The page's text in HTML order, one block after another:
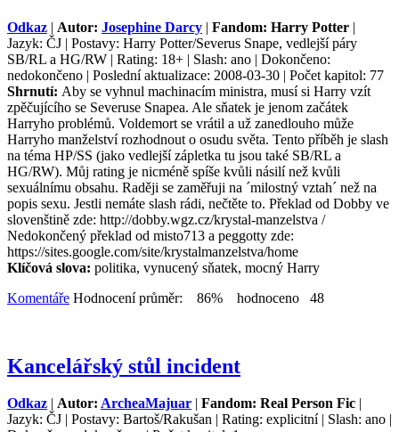
Odkaz | Autor: Josephine Darcy | Fandom: Harry Potter |
Jazyk: ČJ | Postavy: Harry Potter/Severus Snape, vedlejší páry
SB/RL a HG/RW | Rating: 18+ | Slash: ano | Dokončeno:
nedokončeno | Poslední aktualizace: 2008-03-30 | Počet kapitol: 77
Shrnutí: Aby se vyhnul machinacím ministra, musí si Harry vzít
zpěčujícího se Severuse Snapea. Ale sňatek je jenom začátek
Harryho problémů. Voldemort se vrátil a už zanedlouho může
Harryho manželství rozhodnout o osudu světa. Tento příběh je slash
na téma HP/SS (jako vedlejší zápletka tu jsou také SB/RL a
HG/RW). Můj rating je nicméně spíše kvůli násilí než kvůli
sexuálnímu obsahu. Raději se zaměřuji na ´milostný vztah´ než na
popis sexu. Jestli nemáte slash rádi, nečtěte to. Překlad od Dobby ve
slovenštině zde: http://dobby.wgz.cz/krystal-manzelstva /
Nedokončený překlad od misto713 a peggotty zde:
https://sites.google.com/site/krystalmanzelstva/home
Klíčová slova: politika, vynucený sňatek, mocný Harry
Komentáře Hodnocení průměr: 86% hodnoceno 48
Kancelářský stůl incident
Odkaz | Autor: ArcheaMajuar | Fandom: Real Person Fic |
Jazyk: ČJ | Postavy: Bartoš/Rakušan | Rating: explicitní | Slash: ano |